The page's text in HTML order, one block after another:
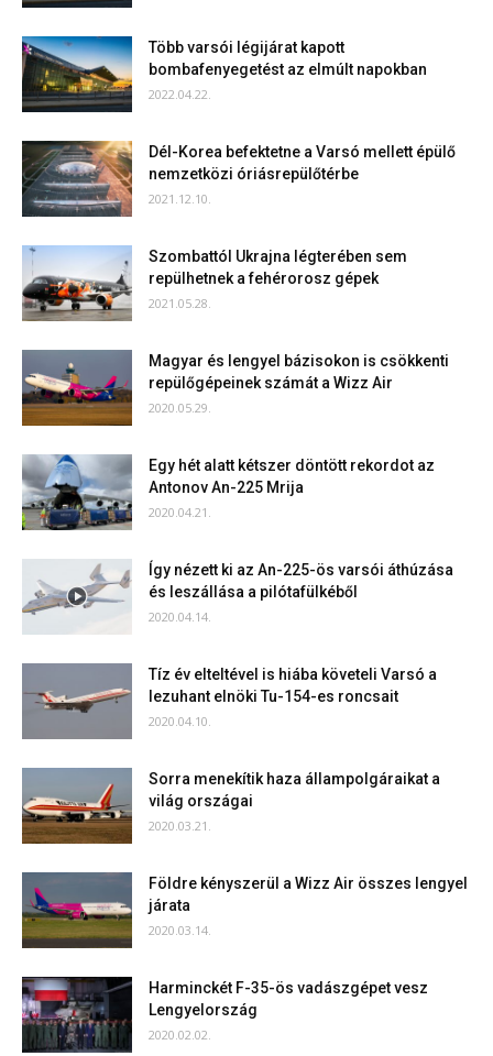
Több varsói légijárat kapott
bombafenyegetést az elmúlt napokban
2022.04.22.
Dél-Korea befektetne a Varsó mellett épülő
nemzetközi óriásrepülőtérbe
2021.12.10.
Szombattól Ukrajna légterében sem
repülhetnek a fehérorosz gépek
2021.05.28.
Magyar és lengyel bázisokon is csökkenti
repülőgépeinek számát a Wizz Air
2020.05.29.
Egy hét alatt kétszer döntött rekordot az
Antonov An-225 Mrija
2020.04.21.
Így nézett ki az An-225-ös varsói áthúzása
és leszállása a pilótafülkéből
2020.04.14.
Tíz év elteltével is hiába követeli Varsó a
lezuhant elnöki Tu-154-es roncsait
2020.04.10.
Sorra menekítik haza állampolgáraikat a
világ országai
2020.03.21.
Földre kényszerül a Wizz Air összes lengyel
járata
2020.03.14.
Harminckét F-35-ös vadászgépet vesz
Lengyelország
2020.02.02.